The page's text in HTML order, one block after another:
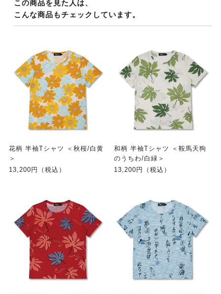
この商品を見た人は、
こんな商品もチェックしています。
花柄 半袖Tシャツ ＜秋桜/白黄
＞
13,200円（税込）
和柄 半袖Tシャツ ＜鞍馬天狗
のうちわ/白緑＞
13,200円（税込）